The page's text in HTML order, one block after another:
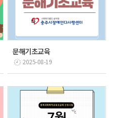
문해기초교육
2025-08-19